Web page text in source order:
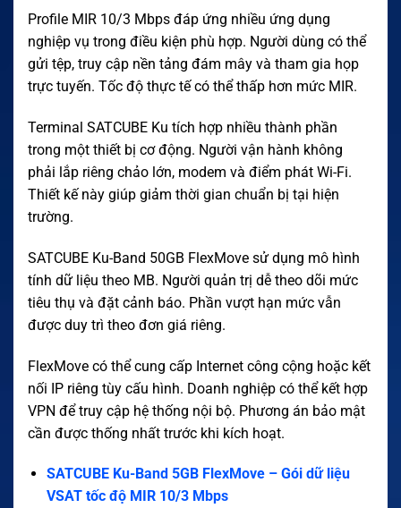
Profile MIR 10/3 Mbps đáp ứng nhiều ứng dụng
nghiệp vụ trong điều kiện phù hợp. Người dùng có thể
gửi tệp, truy cập nền tảng đám mây và tham gia họp
trực tuyến. Tốc độ thực tế có thể thấp hơn mức MIR.
Terminal SATCUBE Ku tích hợp nhiều thành phần
trong một thiết bị cơ động. Người vận hành không
phải lắp riêng chảo lớn, modem và điểm phát Wi-Fi.
Thiết kế này giúp giảm thời gian chuẩn bị tại hiện
trường.
SATCUBE Ku-Band 50GB FlexMove sử dụng mô hình
tính dữ liệu theo MB. Người quản trị dễ theo dõi mức
tiêu thụ và đặt cảnh báo. Phần vượt hạn mức vẫn
được duy trì theo đơn giá riêng.
FlexMove có thể cung cấp Internet công cộng hoặc kết
nối IP riêng tùy cấu hình. Doanh nghiệp có thể kết hợp
VPN để truy cập hệ thống nội bộ. Phương án bảo mật
cần được thống nhất trước khi kích hoạt.
SATCUBE Ku-Band 5GB FlexMove – Gói dữ liệu
VSAT tốc độ MIR 10/3 Mbps